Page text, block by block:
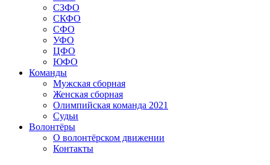
СЗФО
СКФО
СФО
УФО
ЦФО
ЮФО
Команды
Мужская сборная
Женская сборная
Олимпийская команда 2021
Судьи
Волонтёры
О волонтёрском движении
Контакты